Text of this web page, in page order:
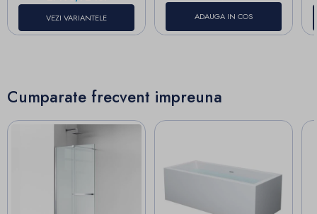
VEZI VARIANTELE ADAUGA IN COS
Cumparate frecvent impreuna